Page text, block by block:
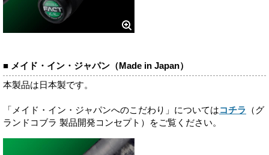
■ メイド・イン・ジャパン（Made in Japan）
本製品は日本製です。
「メイド・イン・ジャパンへのこだわり」についてはコチラ
（グ
ランドコブラ 製品開発コンセプト）をご覧ください。